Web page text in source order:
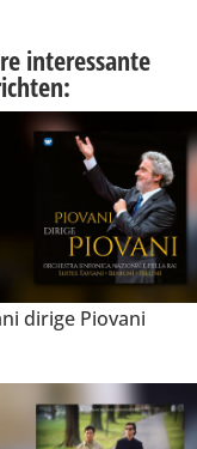
interessante
dirige Piovani